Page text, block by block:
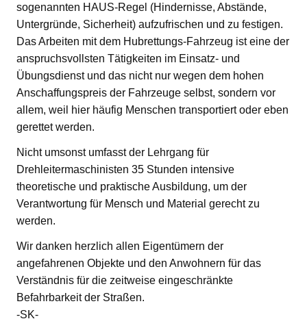
sogenannten HAUS-Regel (Hindernisse, Abstände,
Untergründe, Sicherheit) aufzufrischen und zu festigen.
Das Arbeiten mit dem Hubrettungs-Fahrzeug ist eine der
anspruchsvollsten Tätigkeiten im Einsatz- und
Übungsdienst und das nicht nur wegen dem hohen
Anschaffungspreis der Fahrzeuge selbst, sondern vor
allem, weil hier häufig Menschen transportiert oder eben
gerettet werden.
Nicht umsonst umfasst der Lehrgang für
Drehleitermaschinisten 35 Stunden intensive
theoretische und praktische Ausbildung, um der
Verantwortung für Mensch und Material gerecht zu
werden.
Wir danken herzlich allen Eigentümern der
angefahrenen Objekte und den Anwohnern für das
Verständnis für die zeitweise eingeschränkte
Befahrbarkeit der Straßen.
-SK-